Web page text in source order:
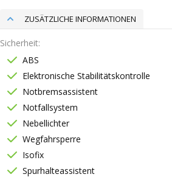
ZUSÄTZLICHE INFORMATIONEN
Sicherheit
ABS
Elektronische Stabilitätskontrolle
Notbremsassistent
Notfallsystem
Nebellichter
Wegfahrsperre
Isofix
Spurhalteassistent